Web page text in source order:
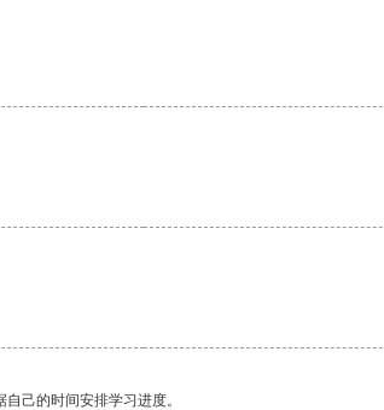
己的时间安排学习进度。